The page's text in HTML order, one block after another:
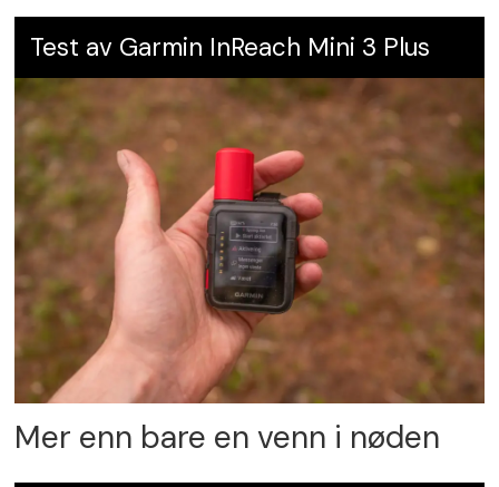
Test av Garmin InReach Mini 3 Plus
Mer enn bare en venn i nøden